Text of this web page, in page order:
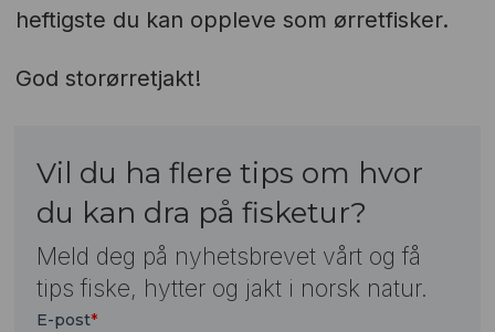
heftigste du kan oppleve som ørretfisker.
God storørretjakt!
Vil du ha flere tips om hvor
du kan dra på fisketur?
Meld deg på nyhetsbrevet vårt og få
tips fiske, hytter og jakt i norsk natur.